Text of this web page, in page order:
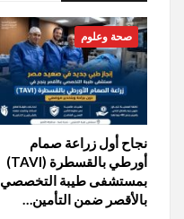
صحة وعلوم
نجاح أول زراعة صمام
أورطي بالقسطرة (TAVI)
بمستشفى طيبة التخصصي
بالأقصر ضمن التأمين…